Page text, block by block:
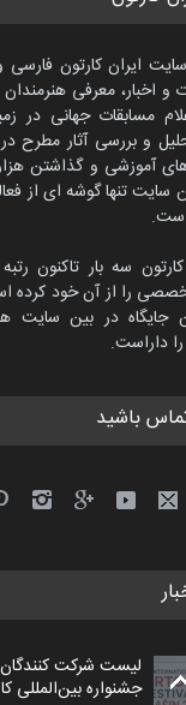
دوغان، ترکیه،…
مسابقۀ بین‌المللی
کاریکاتور «البغلی…
مهلت 3 ماه دیگر
پنجمین مسابقۀ
کارتون CARTUNION ، …
مهلت
مهلت
مهلت 5 ماه دیگر
ایران کارتون فارسی و
و اخبار، معرفی
مسابقات جهانی در
و بررسی آثار مطرح
آموزشی و گذاشتن
سایت تنها گوشه ای از
سه بار تاکنون
را از آن خود کرده
جایگاه در بین
داراست.
باشید
لیست شرکت
جشنواره بین‌المللی